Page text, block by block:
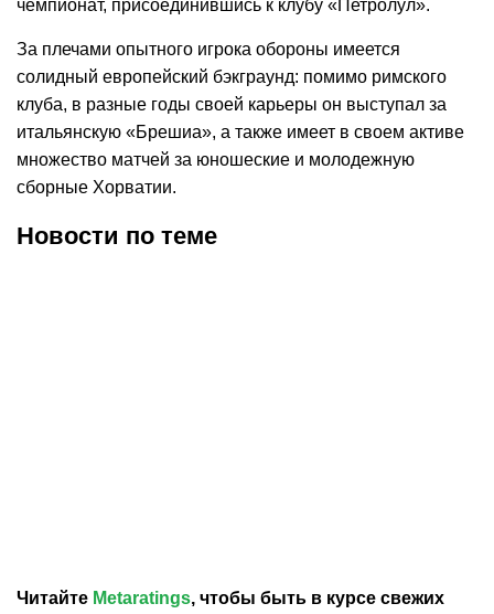
чемпионат, присоединившись к клубу «Петролул».
За плечами опытного игрока обороны имеется
солидный европейский бэкграунд: помимо римского
клуба, в разные годы своей карьеры он выступал за
итальянскую «Брешиа», а также имеет в своем активе
множество матчей за юношеские и молодежную
сборные Хорватии.
Новости по теме
Читайте Metaratings, чтобы быть в курсе свежих